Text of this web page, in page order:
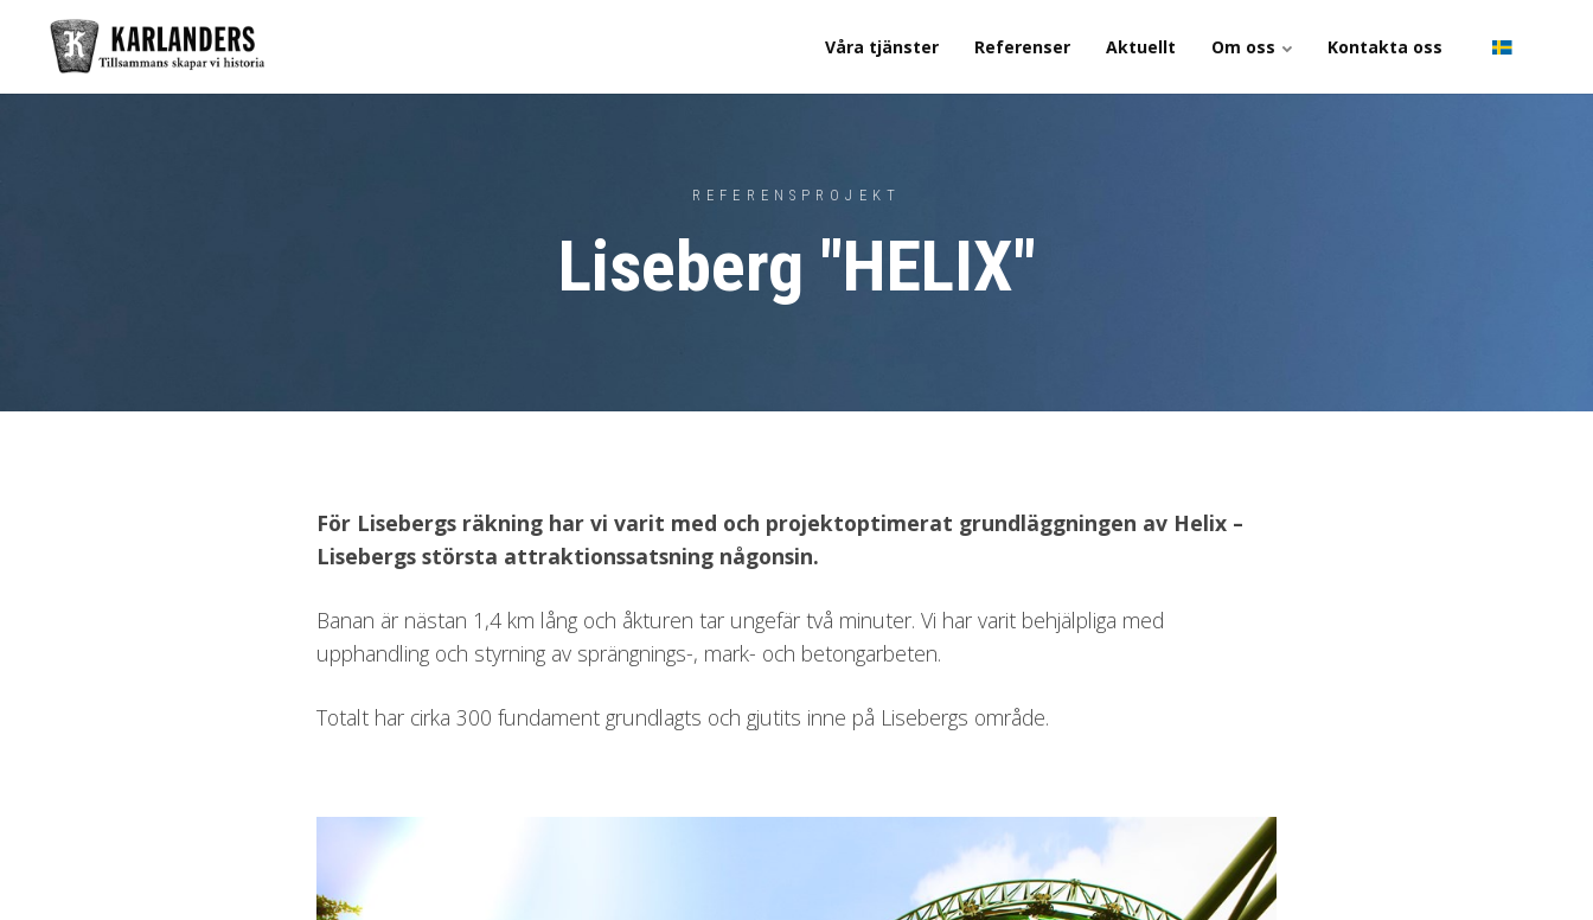
Våra tjänster Referenser Aktuellt Om oss Kontakta oss
REFERENSPROJEKT
Liseberg "HELIX"
För Lisebergs räkning har vi varit med och projektoptimerat grundläggningen av Helix –
Lisebergs största attraktionssatsning någonsin.
Banan är nästan 1,4 km lång och åkturen tar ungefär två minuter. Vi har varit behjälpliga med
upphandling och styrning av sprängnings-, mark- och betongarbeten.
Totalt har cirka 300 fundament grundlagts och gjutits inne på Lisebergs område.